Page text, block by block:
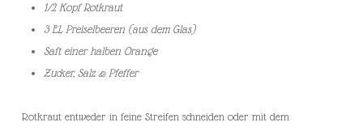
1/2 Kopf Rotkraut
3 EL Preiselbeeren (aus dem Glas)
Saft einer halben Orange
Zucker, Salz & Pfeffer
Rotkraut entweder in feine Streifen schneiden oder mit dem